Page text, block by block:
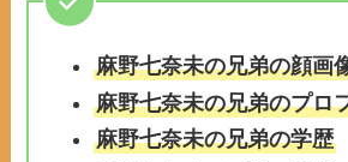
麻野七奈未の兄弟の顔画
麻野七奈未の兄弟のプロ
麻野七奈未の兄弟の学歴